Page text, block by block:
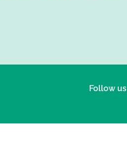
Follow us